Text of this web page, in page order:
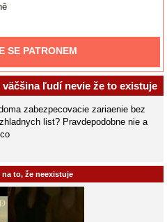
SE PATRONEM
ľudí nevie že to existuje
zabezpecovacie zariaenie bez
list? Pravdepodobne nie a
to, že neexistuje